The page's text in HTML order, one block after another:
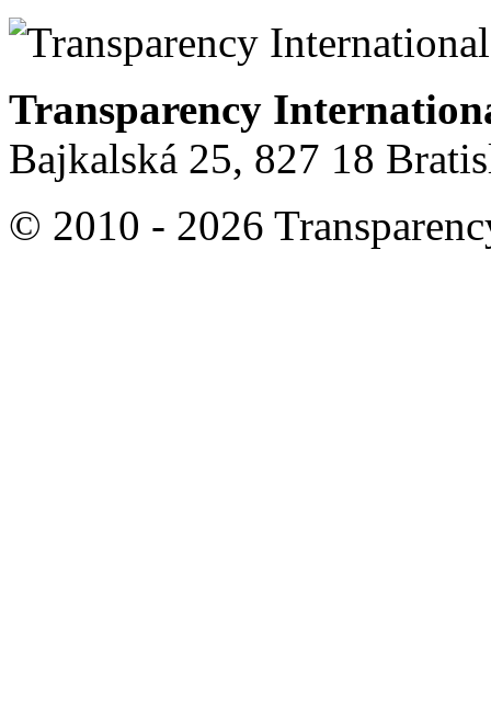
Transparency
Bajkalská 25, 827 18
© 2010 - 2026